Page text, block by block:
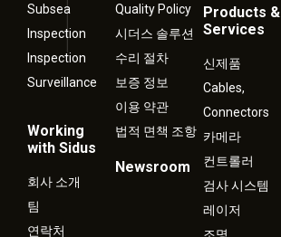
Subsea
Inspection
Inspection
Surveillance
Working
with Sidus
회사 소개
팀
연락처
Quality Policy
시더스 솔루션
수리 절차
보증 정보
이용 약관
법적 면책 조항
Newsroom
Products &
Services
신제품
Cables,
Connectors
카메라
컨트롤러
검사 시스템
레이저